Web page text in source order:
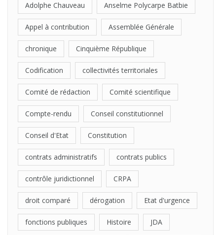
Adolphe Chauveau Anselme Polycarpe Batbie
Appel à contribution Assemblée Générale
chronique Cinquième République
Codification collectivités territoriales
Comité de rédaction Comité scientifique
Compte-rendu Conseil constitutionnel
Conseil d'Etat Constitution
contrats administratifs contrats publics
contrôle juridictionnel CRPA
droit comparé dérogation Etat d'urgence
fonctions publiques Histoire JDA